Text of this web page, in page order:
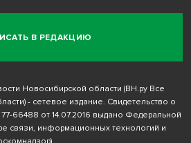
В РЕДАКЦИЮ
Новосибирской области (ВН.ру Все
- сетевое издание. Свидетельство о
66488 от 14.07.2016 выдано Федеральной
связи, информационных технологий и